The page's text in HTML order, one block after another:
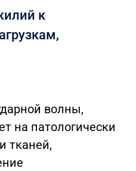
к
волны,
на патологически
тканей,